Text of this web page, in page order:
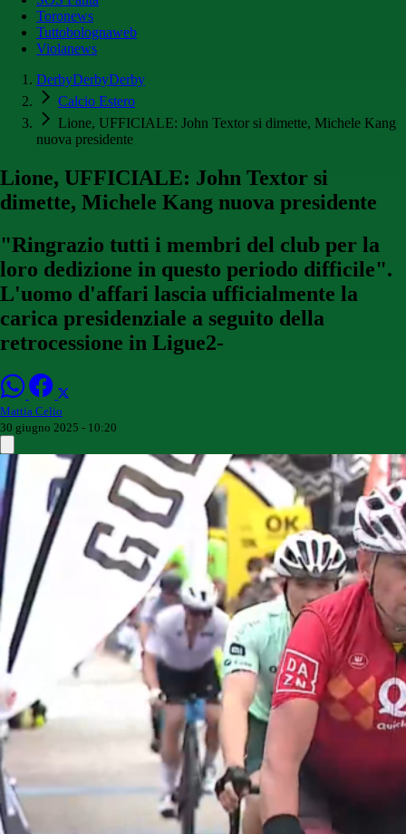
Toronews
Tuttobolognaweb
Violanews
DerbyDerbyDerby
Calcio Estero
Lione, UFFICIALE: John Textor si dimette, Michele Kang
nuova presidente
Lione, UFFICIALE: John Textor si
dimette, Michele Kang nuova presidente
"Ringrazio tutti i membri del club per la
loro dedizione in questo periodo difficile".
L'uomo d'affari lascia ufficialmente la
carica presidenziale a seguito della
retrocessione in Ligue2-
Mattia Celio
30 giugno 2025 - 10:20